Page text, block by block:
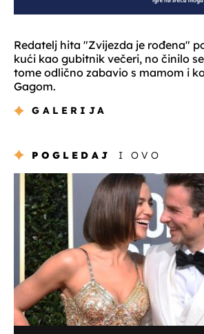
Redatelj hita "Zvijezda je rođena"
kući kao gubitnik večeri, no činilo
tome odlično zabavio s mamom i
Gagom.
GALERIJA
POGLEDAJ I OVO